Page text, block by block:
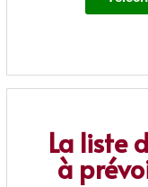
La liste
à